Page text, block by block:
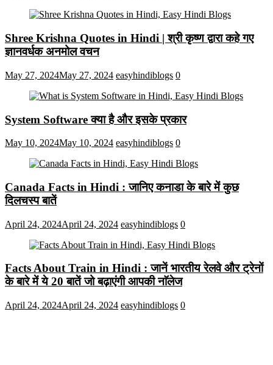
Shree Krishna Quotes in Hindi | श्री कृष्ण द्वारा कहे गए
ज्ञानवर्धक अनमोल वचन
May 27, 2024May 27, 2024 easyhindiblogs 0
System Software क्या है और इसके प्रकार
May 10, 2024May 10, 2024 easyhindiblogs 0
Canada Facts in Hindi : जानिए कनाडा के बारे में कुछ
दिलचस्प बातें
April 24, 2024April 24, 2024 easyhindiblogs 0
Facts About Train in Hindi : जानें भारतीय रेलवे और ट्रेनों
के बारे में ये 20 बातें जो बढ़ाएंगी आपकी नाॅलेज
April 24, 2024April 24, 2024 easyhindiblogs 0